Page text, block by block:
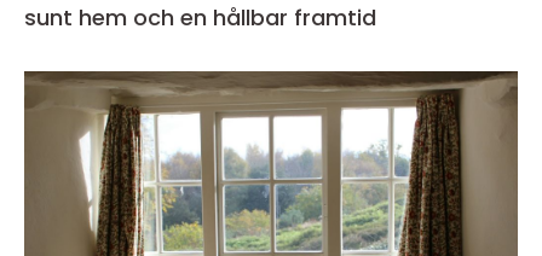
sunt hem och en hållbar framtid